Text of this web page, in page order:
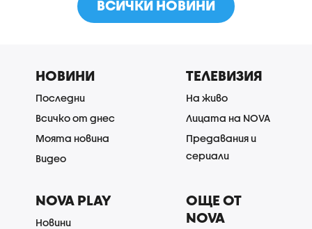
ВСИЧКИ НОВИНИ
НОВИНИ
Последни
Всичко от днес
Моята новина
Видео
ТЕЛЕВИЗИЯ
На живо
Лицата на NOVA
Предавания и
сериали
NOVA PLAY
Новини
ОЩЕ ОТ
NOVA